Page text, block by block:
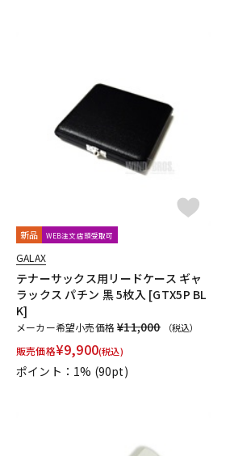
新品 WEB注文店頭受取可
GALAX
テナーサックス用リードケース ギャ
ラックス パチン 黒 5枚入 [GTX5P BL
K]
メーカー希望小売価格¥11,000 （税込）
販売価格¥9,900(税込)
ポイント：1% (90pt)